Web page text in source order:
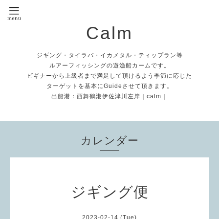
Calm
ジギング・タイラバ・イカメタル・ティップラン等
ルアーフィッシングの遊漁船カームです。
ビギナーから上級者まで満足して頂けるよう季節に応じた
ターゲットを基本にGuideさせて頂きます。
出船港：西舞鶴港伊佐津川左岸｜calm｜
カレンダー
ジギング便
2023-02-14 (Tue)